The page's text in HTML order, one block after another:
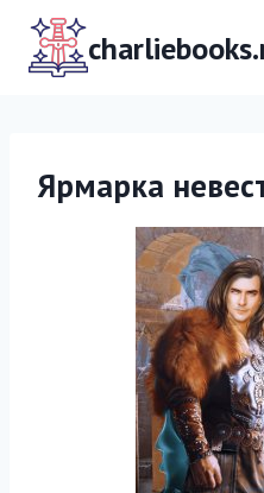
Перейти
содержимому
Ярмарка